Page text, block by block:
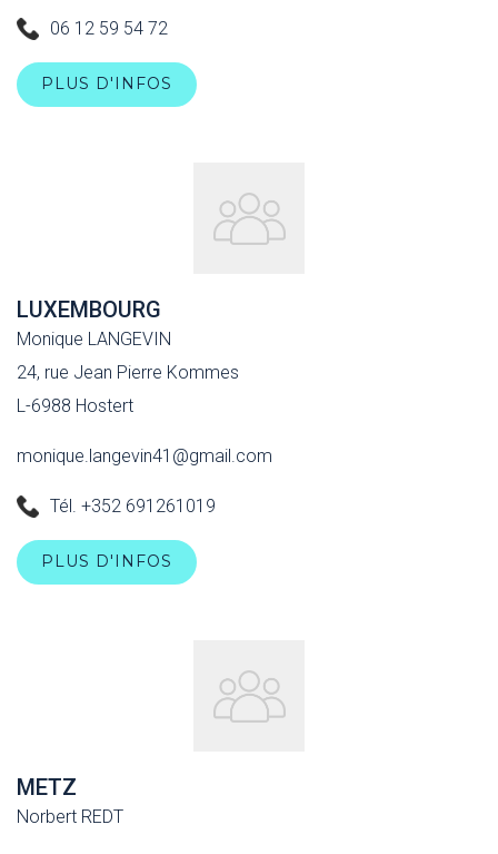
06 12 59 54 72
PLUS D'INFOS
LUXEMBOURG
Monique LANGEVIN
24, rue Jean Pierre Kommes
L-6988 Hostert
monique.langevin41@gmail.com
Tél. +352 691261019
PLUS D'INFOS
METZ
Norbert REDT